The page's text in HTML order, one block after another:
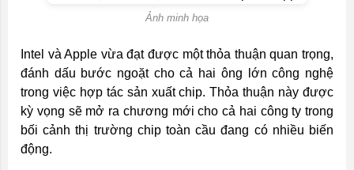
Ảnh minh họa
Intel và Apple vừa đạt được một thỏa thuận quan trọng,
đánh dấu bước ngoặt cho cả hai ông lớn công nghệ
trong việc hợp tác sản xuất chip. Thỏa thuận này được
kỳ vọng sẽ mở ra chương mới cho cả hai công ty trong
bối cảnh thị trường chip toàn cầu đang có nhiều biến
động.